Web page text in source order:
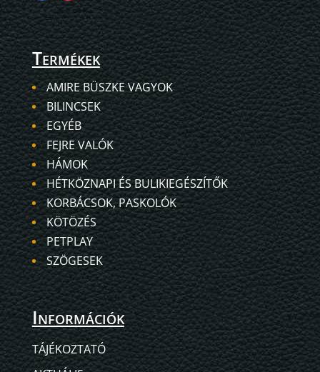
Termékek
AMIRE BÜSZKE VAGYOK
BILINCSEK
EGYÉB
FEJRE VALÓK
HÁMOK
HÉTKÖZNAPI ÉS BULIKIEGÉSZÍTŐK
KORBÁCSOK, PASKOLÓK
KÖTÖZÉS
PETPLAY
SZÖGESEK
Információk
TÁJÉKOZTATÓ